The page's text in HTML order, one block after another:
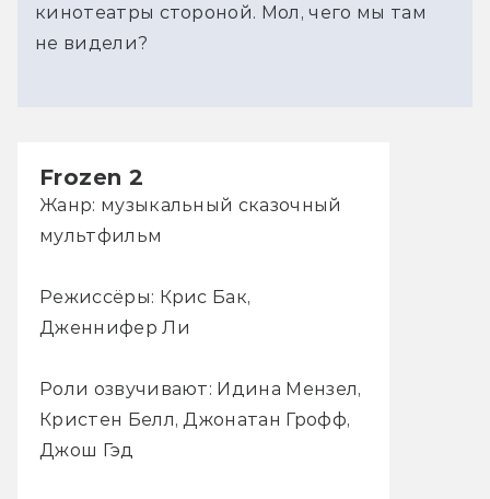
кинотеатры стороной. Мол, чего мы там
не видели?
Frozen 2
Жанр: музыкальный сказочный
мультфильм
Режиссёры: Крис Бак,
Дженнифер Ли
Роли озвучивают: Идина Мензел,
Кристен Белл, Джонатан Грофф,
Джош Гэд